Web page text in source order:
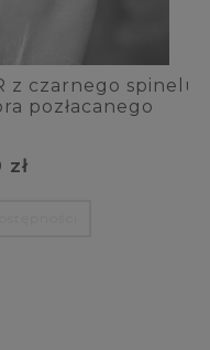
z czarnego spinelu
pozłacanego
zł